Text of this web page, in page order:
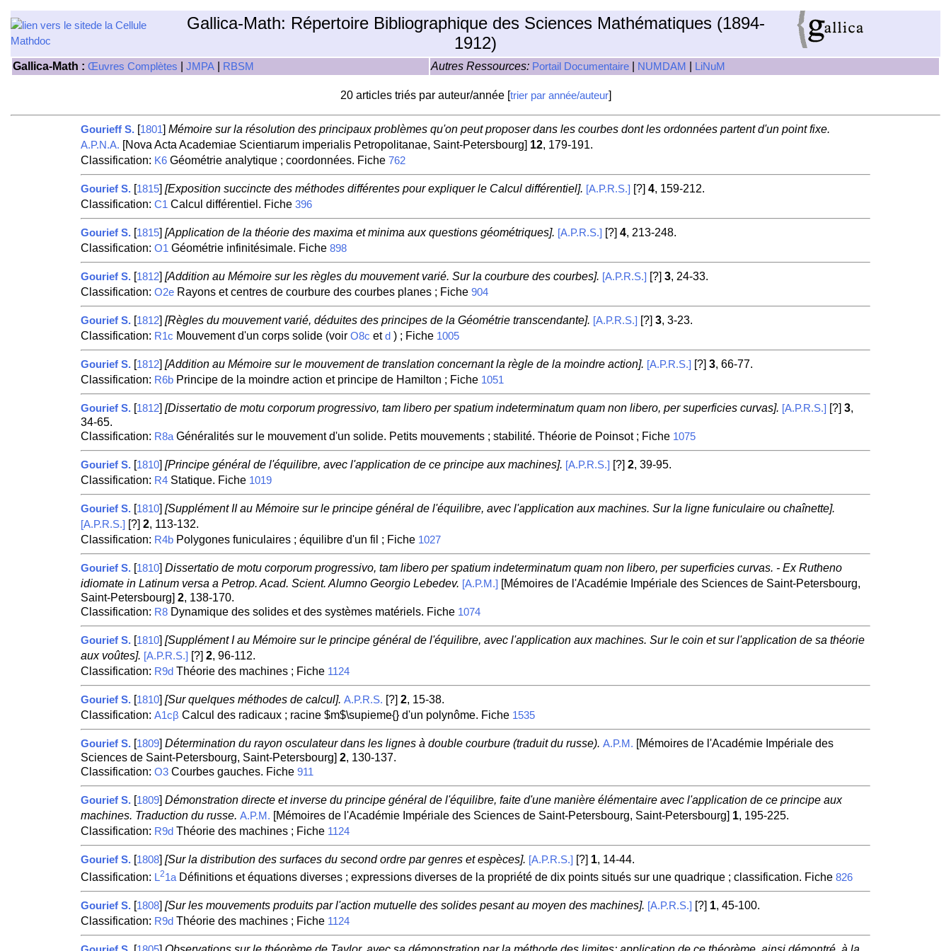
Gallica-Math: Répertoire Bibliographique des Sciences Mathématiques (1894-
1912)
Gallica-Math : Œuvres Complètes JMPA RBSM Autres Ressources: Portail Documentaire NUMDAM LiNuM
20 articles triés par auteur/année [trier par année/auteur]
Gourieff S. [1801] Mémoire sur la résolution des principaux problèmes qu'on peut proposer dans les courbes dont les ordonnées partent d'un point fixe.
A.P.N.A. [Nova Acta Academiae Scientiarum imperialis Petropolitanae, Saint-Petersbourg] 12, 179-191.
Classification: K6Géométrie analytique ; coordonnées. Fiche 762
Gourief S. [1815] [Exposition succincte des méthodes différentes pour expliquer le Calcul différentiel]. [A.P.R.S.] [?] 4, 159-212.
Classification: C1 Calcul différentiel. Fiche 396
Gourief S. [1815] [Application de la théorie des maxima et minima aux questions géométriques]. [A.P.R.S.] [?] 4, 213-248.
Classification: O1 Géométrie infinitésimale. Fiche 898
Gourief S. [1812] [Addition au Mémoire sur les règles du mouvement varié. Sur la courbure des courbes]. [A.P.R.S.] [?] 3, 24-33.
Classification: O2eRayons et centres de courbure des courbes planes ; Fiche 904
Gourief S. [1812] [Règles du mouvement varié, déduites des principes de la Géométrie transcendante]. [A.P.R.S.] [?] 3, 3-23.
Classification: R1c Mouvement d'un corps solide (voir O8c etd) ; Fiche 1005
Gourief S. [1812] [Addition au Mémoire sur le mouvement de translation concernant la règle de la moindre action]. [A.P.R.S.] [?] 3, 66-77.
Classification: R6bPrincipe de la moindre action et principe de Hamilton ; Fiche 1051
Gourief S. [1812] [Dissertatio de motu corporum progressivo, tam libero per spatium indeterminatum quam non libero, per superficies curvas]. [A.P.R.S.] [?] 3,
34-65.
Classification: R8aGénéralités sur le mouvement d'un solide. Petits mouvements ; stabilité. Théorie de Poinsot ; Fiche 1075
Gourief S. [1810] [Principe général de l'équilibre, avec l'application de ce principe aux machines]. [A.P.R.S.] [?] 2, 39-95.
Classification: R4Statique. Fiche 1019
Gourief S. [1810] [Supplément II au Mémoire sur le principe général de l'équilibre, avec l'application aux machines. Sur la ligne funiculaire ou chaînette].
[A.P.R.S.] [?] 2, 113-132.
Classification: R4bPolygones funiculaires ; équilibre d'un fil ; Fiche 1027
Gourief S. [1810] Dissertatio de motu corporum progressivo, tam libero per spatium indeterminatum quam non libero, per superficies curvas. - Ex Rutheno
idiomate in Latinum versa a Petrop. Acad. Scient. Alumno Georgio Lebedev. [A.P.M.] [Mémoires de l'Académie Impériale des Sciences de Saint-Petersbourg,
Saint-Petersbourg] 2, 138-170.
Classification: R8Dynamique des solides et des systèmes matériels. Fiche 1074
Gourief S. [1810] [Supplément I au Mémoire sur le principe général de l'équilibre, avec l'application aux machines. Sur le coin et sur l'application de sa théorie
aux voûtes]. [A.P.R.S.] [?] 2, 96-112.
Classification: R9dThéorie des machines ; Fiche 1124
Gourief S. [1810] [Sur quelques méthodes de calcul]. A.P.R.S. [?] 2, 15-38.
Classification: A1cβ Calcul des radicaux ; racine $m$\supieme{} d'un polynôme. Fiche 1535
Gourief S. [1809] Détermination du rayon osculateur dans les lignes à double courbure (traduit du russe). A.P.M. [Mémoires de l'Académie Impériale des
Sciences de Saint-Petersbourg, Saint-Petersbourg] 2, 130-137.
Classification: O3Courbes gauches. Fiche 911
Gourief S. [1809] Démonstration directe et inverse du principe général de l'équilibre, faite d'une manière élémentaire avec l'application de ce principe aux
machines. Traduction du russe. A.P.M. [Mémoires de l'Académie Impériale des Sciences de Saint-Petersbourg, Saint-Petersbourg] 1, 195-225.
Classification: R9dThéorie des machines ; Fiche 1124
Gourief S. [1808] [Sur la distribution des surfaces du second ordre par genres et espèces]. [A.P.R.S.] [?] 1, 14-44.
Classification: L21aDéfinitions et équations diverses ; expressions diverses de la propriété de dix points situés sur une quadrique ; classification. Fiche 826
Gourief S. [1808] [Sur les mouvements produits par l'action mutuelle des solides pesant au moyen des machines]. [A.P.R.S.] [?] 1, 45-100.
Classification: R9dThéorie des machines ; Fiche 1124